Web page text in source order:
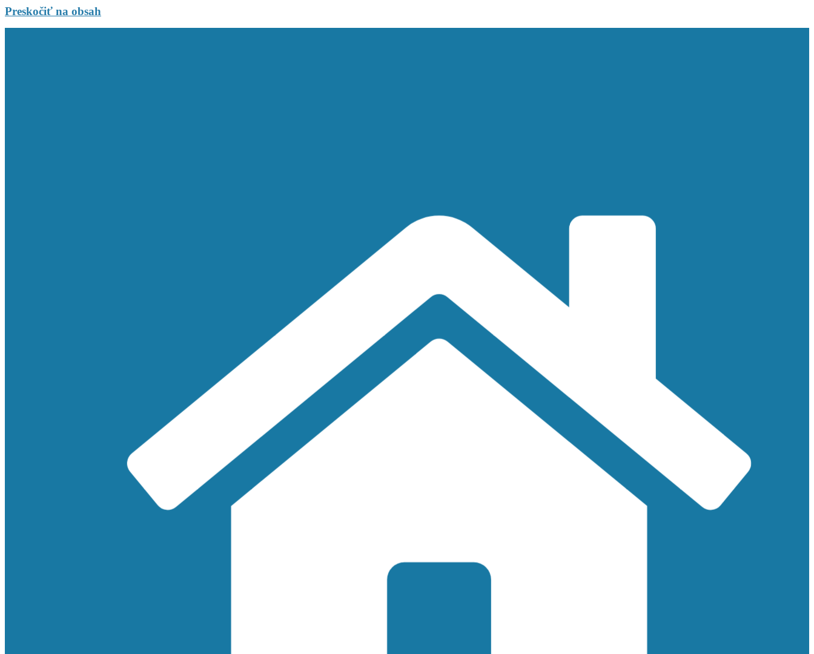
Preskočiť na obsah